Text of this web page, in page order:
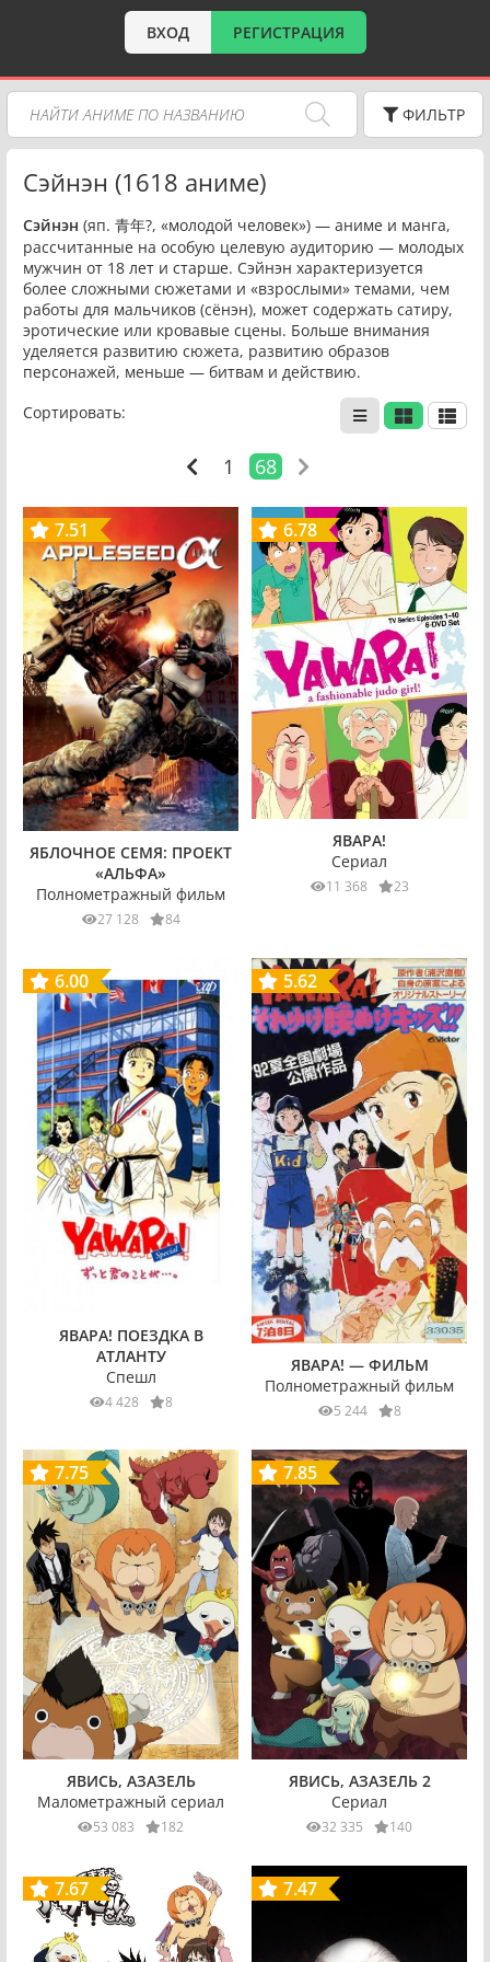
ВХОД РЕГИСТРАЦИЯ
ФИЛЬТР
Сэйнэн (1618 аниме)
Сэйнэн (яп. 青年?, «молодой человек») — аниме и манга,
рассчитанные на особую целевую аудиторию — молодых
мужчин от 18 лет и старше. Сэйнэн характеризуется
более сложными сюжетами и «взрослыми» темами, чем
работы для мальчиков (сёнэн), может содержать сатиру,
эротические или кровавые сцены. Больше внимания
уделяется развитию сюжета, развитию образов
персонажей, меньше — битвам и действию.
Сортировать:
1 68
7.51
ЯБЛОЧНОЕ СЕМЯ: ПРОЕКТ
«АЛЬФА»
Полнометражный фильм
27 128 84
6.78
ЯВАРА!
Сериал
11 368 23
6.00
ЯВАРА! ПОЕЗДКА В
АТЛАНТУ
Спешл
4 428 8
5.62
ЯВАРА! — ФИЛЬМ
Полнометражный фильм
5 244 8
7.75
ЯВИСЬ, АЗАЗЕЛЬ
Малометражный сериал
53 083 182
7.85
ЯВИСЬ, АЗАЗЕЛЬ 2
Сериал
32 335 140
7.67 7.47